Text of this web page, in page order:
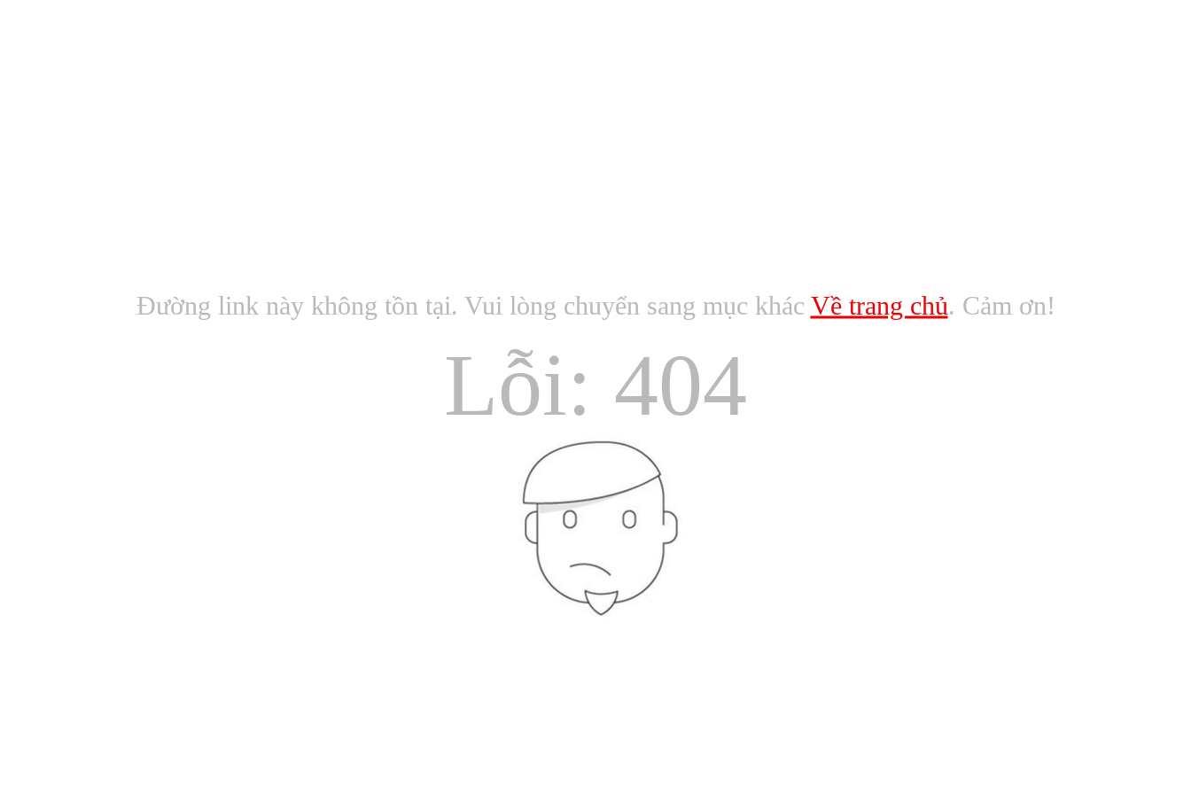
Đường link này không tồn tại. Vui lòng chuyển sang mục khác Về trang chủ. Cảm ơn!
Lỗi: 404